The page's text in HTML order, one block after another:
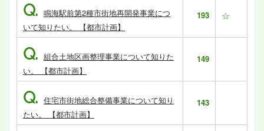
Q. 鳴海駅前第2種市街地再開発事業につ
いて知りたい。 【都市計画】
193 ☆
Q. 組合土地区画整理事業について知りた
い。 【都市計画】
149
Q. 住宅市街地総合整備事業について知り
たい。 【都市計画】
143